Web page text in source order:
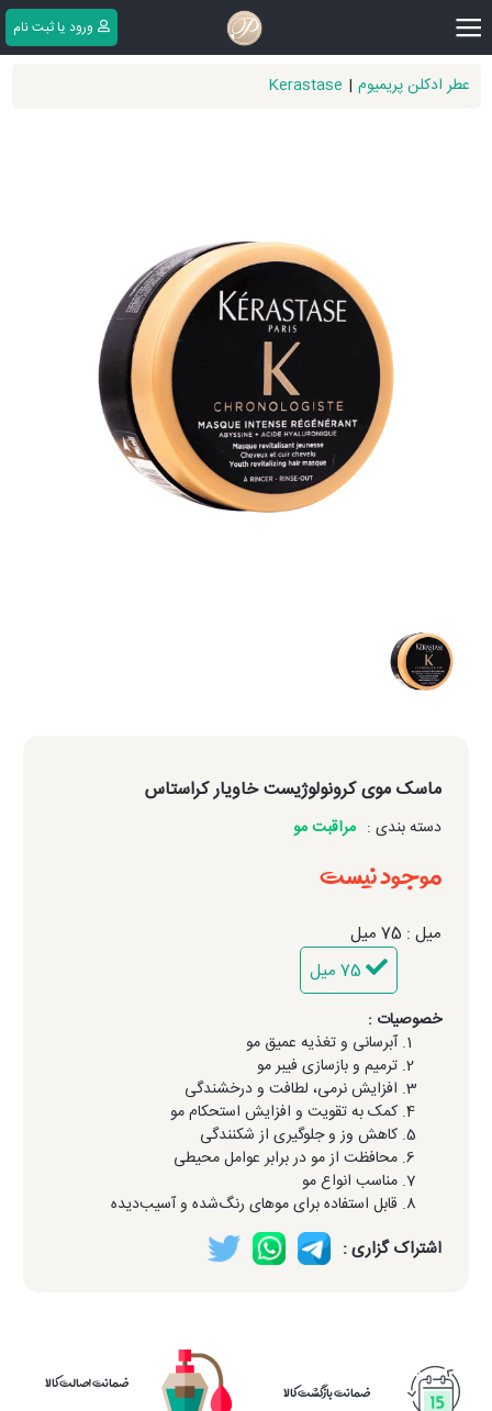
||| ورود یا ثبت ‌نام
عطر ادکلن پریمیوم |
Kerastase
ماسک موی کرونولوژیست خاویار کراستاس
دسته بندی : مراقبت مو
موجود نیست
میل : 75 میل
75 میل
خصوصیات :
آبرسانی و تغذیه عمیق مو
ترمیم و بازسازی فیبر مو
افزایش نرمی، لطافت و درخشندگی
کمک به تقویت و افزایش استحکام مو
کاهش وز و جلوگیری از شکنندگی
محافظت از مو در برابر عوامل محیطی
مناسب انواع مو
قابل استفاده برای موهای رنگ‌شده و آسیب‌دیده
اشتراک گزاری :
ضمانت بازگشت کالا ضمانت اصالت کالا